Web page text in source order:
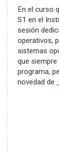
En el curso
S1 en el
sesión
operativos,
sistemas
que
programa,
novedad de